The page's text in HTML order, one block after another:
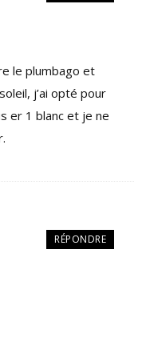
le plumbago et
j’ai opté pour
er 1 blanc et je ne
RÉPONDRE